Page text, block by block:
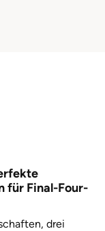
für Final-Four-
drei